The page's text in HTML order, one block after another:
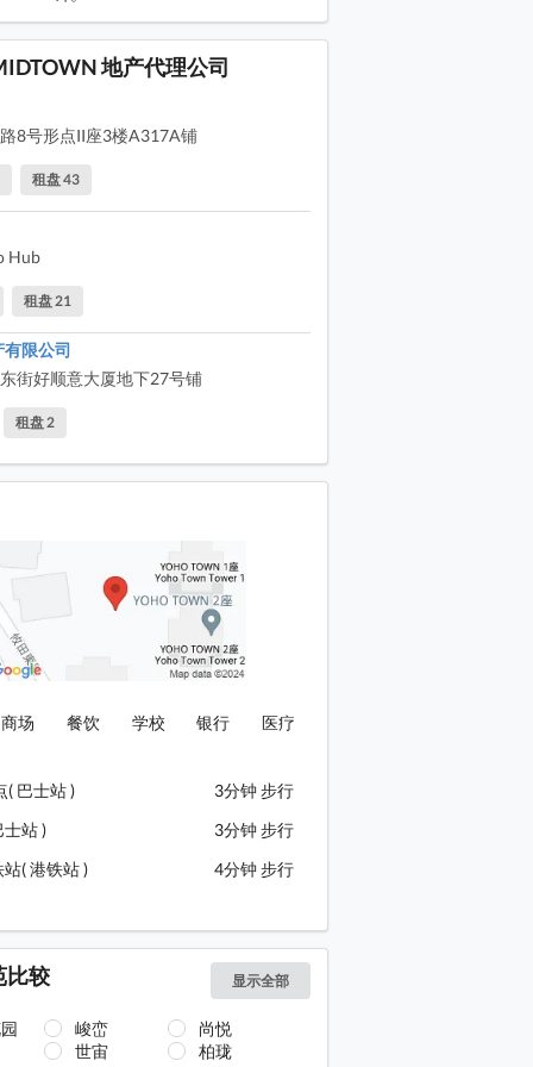
地产代理公司
8号形点II座3楼A317A铺
租盘 43
Hub
租盘 21
限公司
街好顺意大厦地下27号铺
租盘 2
商场 餐饮 学校 银行 医疗
( 巴士站 )
3分钟 步行
士站 )
3分钟 步行
( 港铁站 )
4分钟 步行
比较 显示全部
峻峦 尚悦
世宙 柏珑